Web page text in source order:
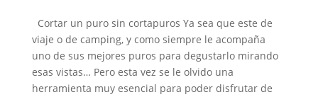
Cortar un puro sin cortapuros Ya sea que este de
viaje o de camping, y como siempre le acompaña
uno de sus mejores puros para degustarlo mirando
esas vistas… Pero esta vez se le olvido una
herramienta muy esencial para poder disfrutar de